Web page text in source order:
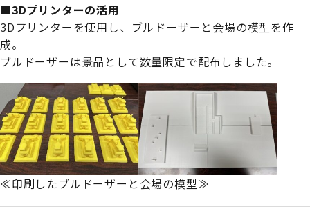
■3Dプリンターの活用
3Dプリンターを使用し、ブルドーザーと会場の模型を作
成。
ブルドーザーは景品として数量限定で配布しました。
≪印刷したブルドーザーと会場の模型≫